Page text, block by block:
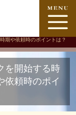
期や依頼時のポイントは？
を開始する時
依頼時のポイ